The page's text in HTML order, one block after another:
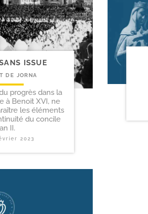
ISSUE
DE JORNA
progrès dans la
à Benoit XVI, ne
les éléments
du concile
II.
2023